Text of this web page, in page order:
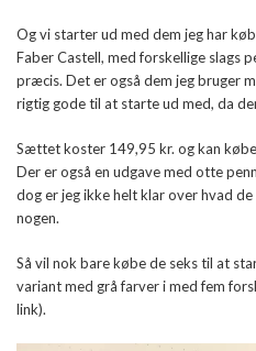
Og vi starter ud med dem jeg har
Faber Castell, med forskellige slags
præcis. Det er også dem jeg bruger
rigtig gode til at starte ud med, da
Sættet koster 149,95 kr. og kan
Der er også en udgave med otte
dog er jeg ikke helt klar over hvad
nogen.
Så vil nok bare købe de seks til at
variant med grå farver i med fem
link).